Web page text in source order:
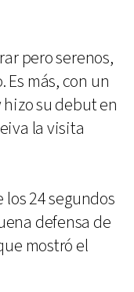
pero serenos,
más, con un
su debut en
la visita
24 segundos
defensa de
mostró el